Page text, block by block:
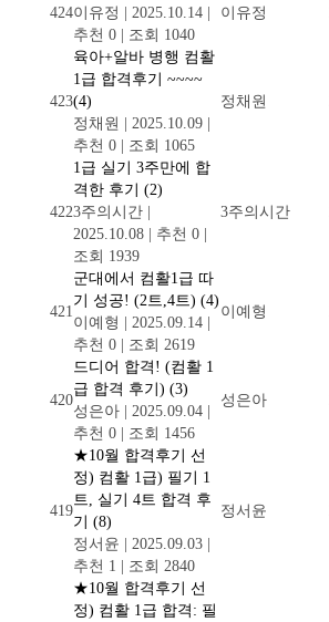
424이유정 | 2025.10.14 |
추천 0 | 조회 1040
이유정
423
육아+알바 병행 컴활
1급 합격후기 ~~~~
(4)
정채원 | 2025.10.09 |
추천 0 | 조회 1065
정채원
422
1급 실기 3주만에 합
격한 후기 (2)
3주의시간 |
2025.10.08 | 추천 0 |
조회 1939
3주의시간
421
군대에서 컴활1급 따
기 성공! (2트,4트) (4)
이예형 | 2025.09.14 |
추천 0 | 조회 2619
이예형
420
드디어 합격! (컴활 1
급 합격 후기) (3)
성은아 | 2025.09.04 |
추천 0 | 조회 1456
성은아
419
★10월 합격후기 선
정) 컴활 1급) 필기 1
트, 실기 4트 합격 후
기 (8)
정서윤 | 2025.09.03 |
추천 1 | 조회 2840
정서윤
★10월 합격후기 선
정) 컴활 1급 합격: 필